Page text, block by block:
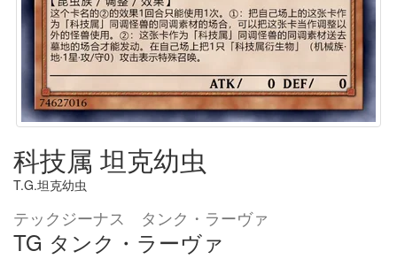
科技属 坦克幼虫
T.G.坦克幼虫
テックジーナス タンク・ラーヴァ
TG タンク・ラーヴァ